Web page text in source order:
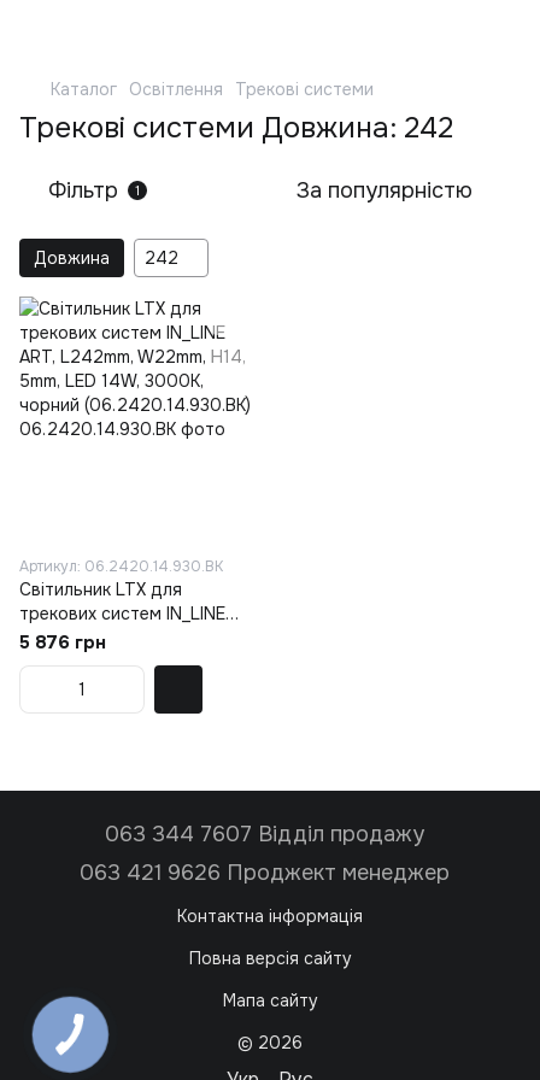
Каталог Освітлення Трекові системи
Трекові системи Довжина: 242
Фільтр 1 За популярністю
Довжина 242
Артикул: 06.2420.14.930.BK
Світильник LTX для
трекових систем IN_LINE
ART, L242mm, W22mm, H14,
5mm, LED 14W, 3000К,
чорний (06.2420.14.930.BK)
5 876 грн
063 344 7607 Відділ продажу
063 421 9626 Проджект менеджер
Контактна інформація
Повна версія сайту
Мапа сайту
© 2026